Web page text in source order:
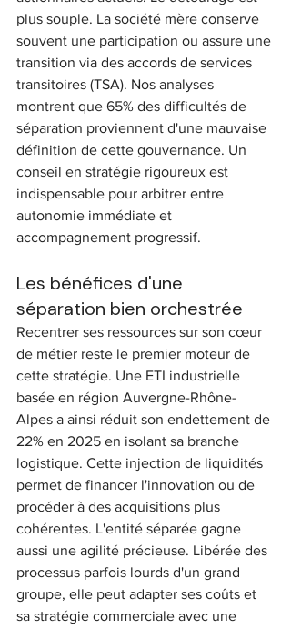
plus souple. La société mère conserve
souvent une participation ou assure une
transition via des accords de services
transitoires (TSA). Nos analyses
montrent que 65% des difficultés de
séparation proviennent d'une mauvaise
définition de cette gouvernance. Un
conseil en stratégie rigoureux est
indispensable pour arbitrer entre
autonomie immédiate et
accompagnement progressif.
Les bénéfices d'une
séparation bien orchestrée
Recentrer ses ressources sur son cœur
de métier reste le premier moteur de
cette stratégie. Une ETI industrielle
basée en région Auvergne-Rhône-
Alpes a ainsi réduit son endettement de
22% en 2025 en isolant sa branche
logistique. Cette injection de liquidités
permet de financer l'innovation ou de
procéder à des acquisitions plus
cohérentes. L'entité séparée gagne
aussi une agilité précieuse. Libérée des
processus parfois lourds d'un grand
groupe, elle peut adapter ses coûts et
sa stratégie commerciale avec une